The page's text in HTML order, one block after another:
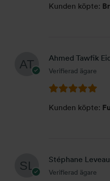
Kunden köpte:
Ahmed Tawfik
Verifierad ägare
Kunden köpte:
Stéphane Leveau
Verifierad ägare